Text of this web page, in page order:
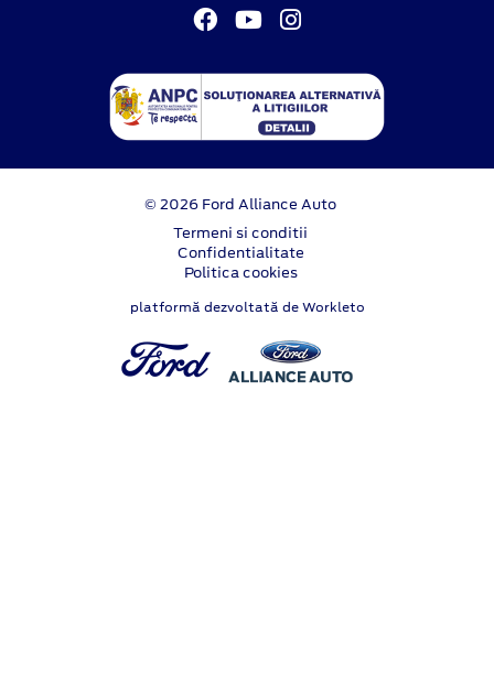
© 2026 Ford Alliance Auto
Termeni si conditii
Confidentialitate
Politica cookies
platformă dezvoltată de Workleto